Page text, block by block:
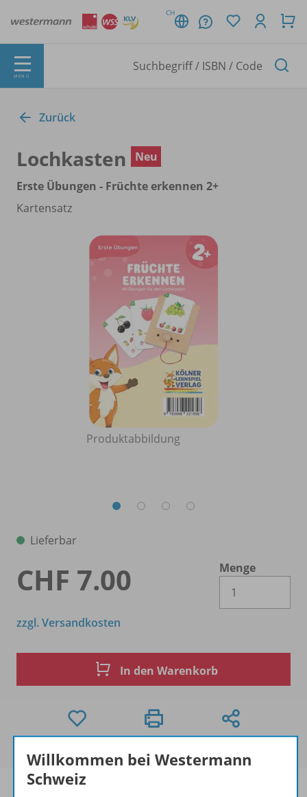
CH
MENÜ
Zurück
Lochkasten
Neu
Erste Übungen - Früchte erkennen 2+
Kartensatz
Produktabbildung
Lieferbar
CHF 7.00
Menge
zzgl. Versandkosten
In den Warenkorb
Willkommen bei Westermann
Schweiz